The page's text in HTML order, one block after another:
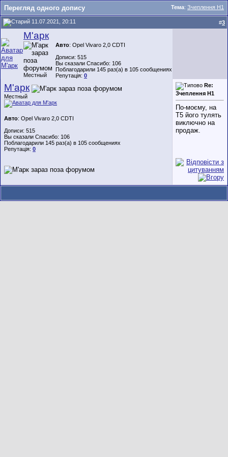
Тема: Зчеплення Н1
Перегляд одного допису
11.07.2021, 20:11 #3
М'арк
Местный
Авто: Opel Vivaro 2,0 CDTI
Дописи: 515
Вы сказали Спасибо: 106
Поблагодарили 145 раз(а) в 105 сообщениях
Репутація: 0
М'арк
Местный
Авто: Opel Vivaro 2,0 CDTI
Дописи: 515
Вы сказали Спасибо: 106
Поблагодарили 145 раз(а) в 105 сообщениях
Репутація: 0
Re:
Зчеплення Н1
По-моєму, на
Т5 його тулять
виключно на
продаж.